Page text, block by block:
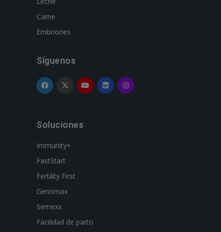
Carne
Embriones
Síguenos
Soluciones
Immunity+
FastStart
Fertility First
Genomax
Semexx
Facilidad de parto